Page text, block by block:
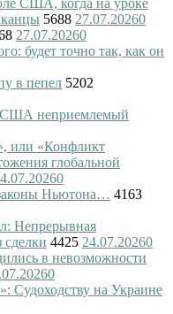
5688 27.07.20260
27.07.20260
будет точно так, как он
в пепел 5202
США неприемлемый
или «Конфликт
глобальной
0
Ньютона… 4163
Непрерывная
4425 24.07.20260
в невозможности
0
Судоходству на Украине